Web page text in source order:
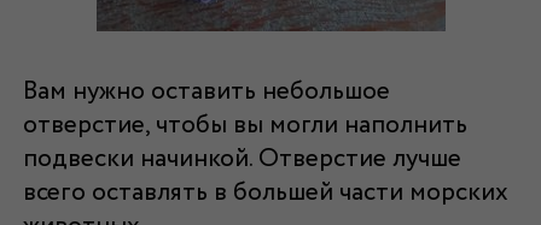
Вам нужно оставить небольшое
отверстие, чтобы вы могли наполнить
подвески начинкой. Отверстие лучше
всего оставлять в большей части морских